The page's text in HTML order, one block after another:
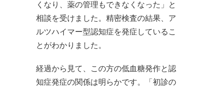
くなり、薬の管理もできなくなった」と
相談を受けました。精密検査の結果、ア
ルツハイマー型認知症を発症しているこ
とがわかりました。
経過から見て、この方の低血糖発作と認
知症発症の関係は明らかです。「初診の